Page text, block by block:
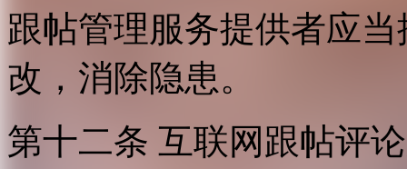
跟帖管理服务提供者应
改，消除隐患。
第十二条 互联网跟帖评